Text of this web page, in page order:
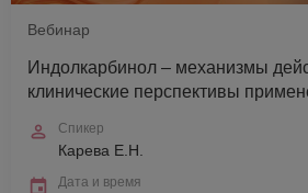
Вебинар
Индолкарбинол – механизмы
клинические перспективы
Спикер
Карева Е.Н.
Дата и время